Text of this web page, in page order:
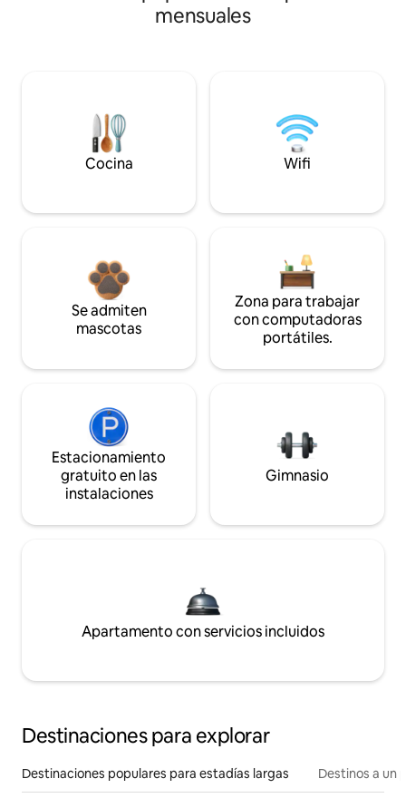
mensuales
Cocina Wifi
Se admiten
mascotas
Zona para trabajar
con computadoras
portátiles.
Estacionamiento
gratuito en las
instalaciones
Gimnasio
Apartamento con servicios incluidos
Destinaciones para explorar
Destinaciones populares para estadías largas Destinos a un